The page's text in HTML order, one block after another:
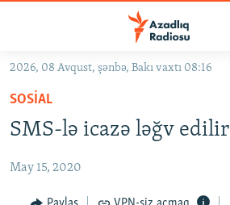
Əsas
qayıt
Əsas
qayıt
GÜNDƏM
#İZAHLA
#ƏSLINDƏ
2026, 08 Avqust, şənbə, Bakı vaxtı 08:16
SOSIAL
SMS-lə icazə ləğv edilir
May 15, 2020